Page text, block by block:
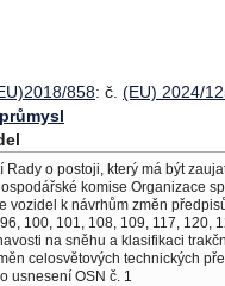
858: č. (EU) 2024/
Rady o postoji, který má být
komise Organizace
vozidel k návrhům změn
100, 101, 108, 109, 117, 120,
na sněhu a klasifikaci
celosvětových technických
usnesení OSN č. 1